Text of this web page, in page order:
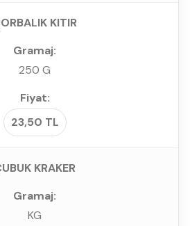
KITIR
250 G
23,50 TL
KRAKER
KG